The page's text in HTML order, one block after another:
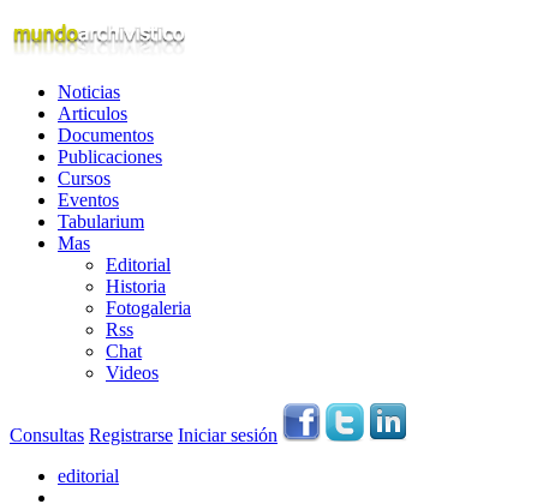
Noticias
Articulos
Documentos
Publicaciones
Cursos
Eventos
Tabularium
Mas
Editorial
Historia
Fotogaleria
Rss
Chat
Videos
Consultas Registrarse Iniciar sesión
editorial